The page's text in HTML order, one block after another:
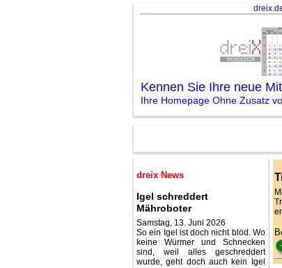
Kennen Sie Ihre neue
Ihre Homepage Ohne Zusatz
dreix News
Igel schreddert
Mähroboter
Samstag, 13. Juni 2026
So ein Igel ist doch nicht blöd. Wo
keine Würmer und Schnecken
sind, weil alles geschreddert
wurde, geht doch auch kein Igel